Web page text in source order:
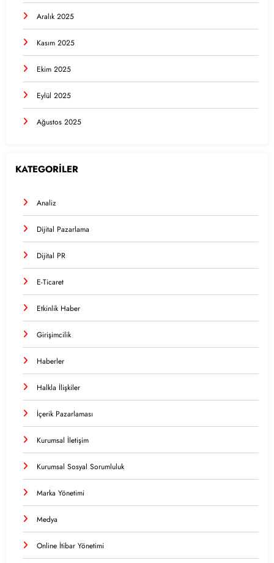
Aralık 2025
Kasım 2025
Ekim 2025
Eylül 2025
Ağustos 2025
KATEGORİLER
Analiz
Dijital Pazarlama
Dijital PR
E-Ticaret
Etkinlik Haber
Girişimcilik
Haberler
Halkla İlişkiler
İçerik Pazarlaması
Kurumsal İletişim
Kurumsal Sosyal Sorumluluk
Marka Yönetimi
Medya
Online İtibar Yönetimi